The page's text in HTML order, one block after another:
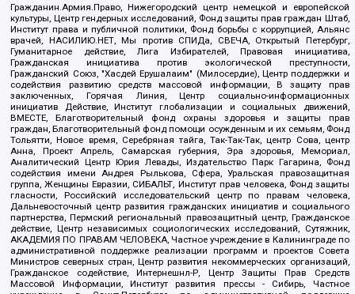
Гражданин.Армия.Право, Нижегородский центр немецкой и европейской
культуры, Центр гендерных исследований, Фонд защиты прав граждан Штаб,
Институт права и публичной политики, Фонд борьбы с коррупцией, Альянс
врачей, НАСИЛИЮ.НЕТ, Мы против СПИДа, СВЕЧА, Открытый Петербург,
Гуманитарное действие, Лига Избирателей, Правовая инициатива,
Гражданская инициатива против экологической преступности,
Гражданский Союз, "Хасдей Ерушалаим" (Милосердие), Центр поддержки и
содействия развитию средств массовой информации, В защиту прав
заключенных, Горячая Линия, Центр социально-информационных
инициатив Действие, Институт глобализации и социальных движений,
ВМЕСТЕ, Благотворительный фонд охраны здоровья и защиты прав
граждан, Благотворительный фонд помощи осужденным и их семьям, Фонд
Тольятти, Новое время, Серебряная тайга, Так-Так-Так, центр Сова, центр
Анна, Проект Апрель, Самарская губерния, Эра здоровья, Мемориал,
Аналитический Центр Юрия Левады, Издательство Парк Гагарина, Фонд
содействия имени Андрея Рылькова, Сфера, Уральская правозащитная
группа, Женщины Евразии, СИБАЛЬТ, Институт прав человека, Фонд защиты
гласности, Российский исследовательский центр по правам человека,
Дальневосточный центр развития гражданских инициатив и социального
партнерства, Пермский региональный правозащитный центр, Гражданское
действие, Центр независимых социологических исследований, Сутяжник,
АКАДЕМИЯ ПО ПРАВАМ ЧЕЛОВЕКА, Частное учреждение в Калининграде по
административной поддержке реализации программ и проектов Совета
Министров северных стран, Центр развития некоммерческих организаций,
Гражданское содействие, Интернешнл-Р, Центр Защиты Прав Средств
Массовой Информации, Институт развития прессы - Сибирь, Частное